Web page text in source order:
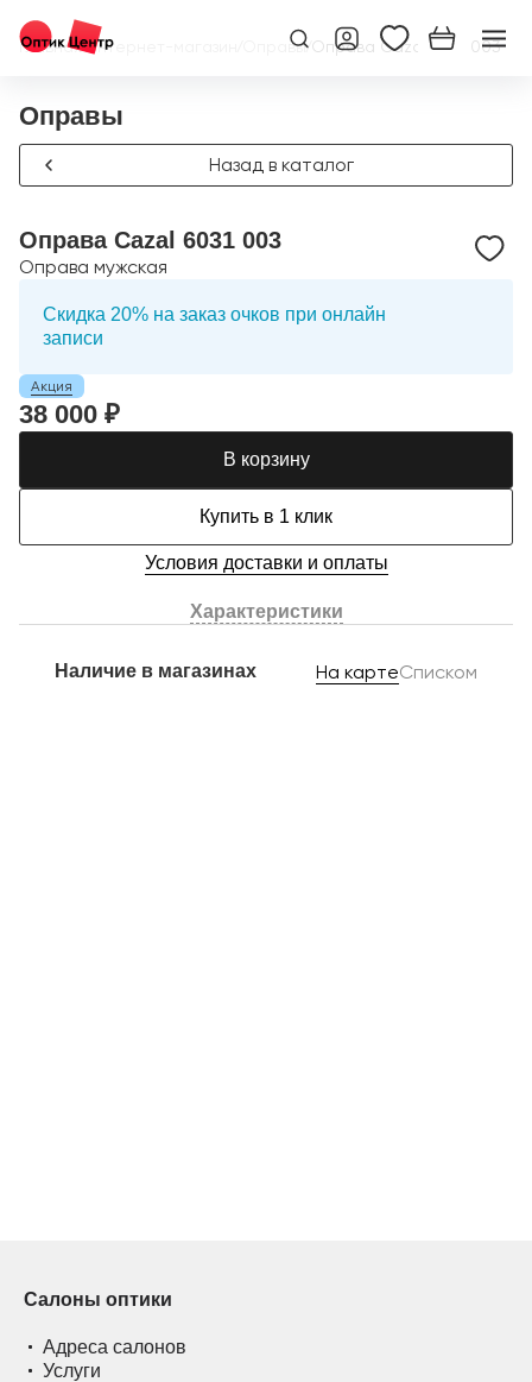
Главная/Интернет-магазин Оправы/Оправа Cazal 6031 003
Оправы
Назад в каталог
Оправа Cazal 6031 003
Оправа мужская
Скидка 20% на заказ очков при онлайн
записи
Акция
38 000 ₽
В корзину
Купить в 1 клик
Условия доставки и оплаты
Характеристики
Наличие в магазинах На картеСписком
Салоны оптики
Адреса салонов
Услуги